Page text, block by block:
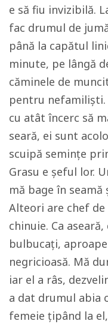
e să fiu invizibilă.
fac drumul de
până la capătul
minute, pe lângă
căminele de
pentru
cu atât încerc să
seară, ei sunt
scuipă semințe
Grasu e șeful lor.
mă bage în
Alteori are chef
chinuie. Ca
bulbucați,
negricioasă. Mă
iar el a râs,
a dat drumul abia
femeie țipând la